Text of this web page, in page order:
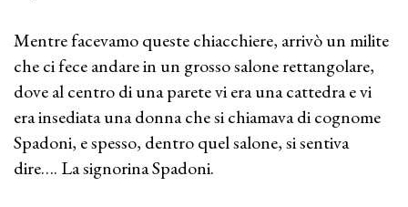
Mentre facevamo queste chiacchiere, arrivò un milite
che ci fece andare in un grosso salone rettangolare,
dove al centro di una parete vi era una cattedra e vi
era insediata una donna che si chiamava di cognome
Spadoni, e spesso, dentro quel salone, si sentiva
dire…. La signorina Spadoni.